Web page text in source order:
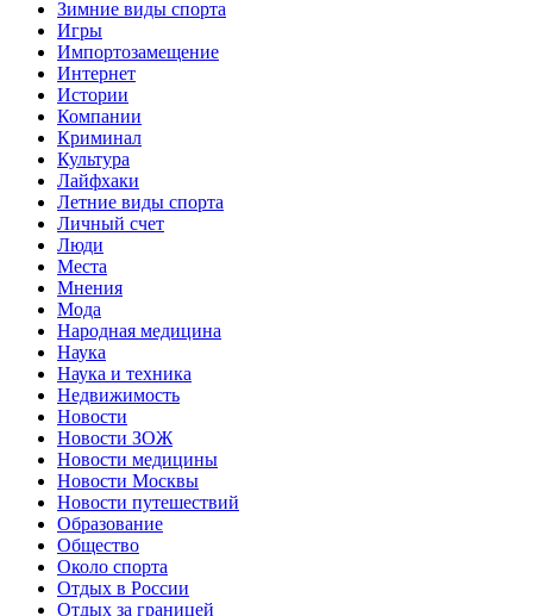
Зимние виды спорта
Игры
Импортозамещение
Интернет
Истории
Компании
Криминал
Культура
Лайфхаки
Летние виды спорта
Личный счет
Люди
Места
Мнения
Мода
Народная медицина
Наука
Наука и техника
Недвижимость
Новости
Новости ЗОЖ
Новости медицины
Новости Москвы
Новости путешествий
Образование
Общество
Около спорта
Отдых в России
Отдых за границей